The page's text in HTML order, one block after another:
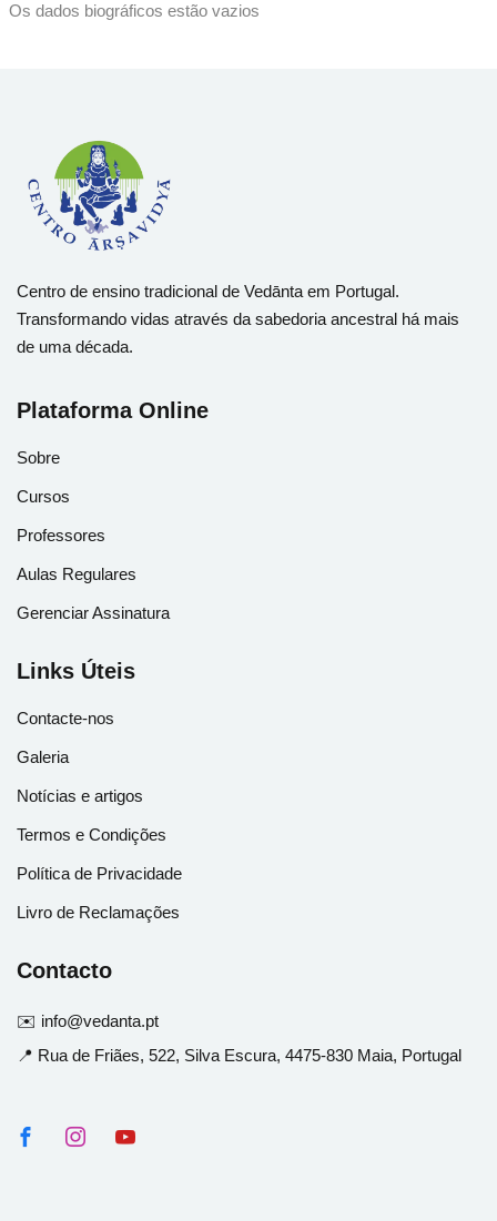
Os dados biográficos estão vazios
Centro de ensino tradicional de Vedānta em Portugal.
Transformando vidas através da sabedoria ancestral há mais
de uma década.
Plataforma Online
Sobre
Cursos
Professores
Aulas Regulares
Gerenciar Assinatura
Links Úteis
Contacte-nos
Galeria
Notícias e artigos
Termos e Condições
Política de Privacidade
Livro de Reclamações
Contacto
✉️ info@vedanta.pt
📍 Rua de Friães, 522, Silva Escura, 4475-830 Maia, Portugal